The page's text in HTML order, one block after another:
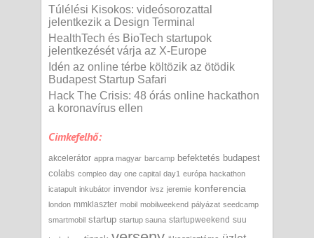
Túlélési Kisokos: videósorozattal
jelentkezik a Design Terminal
HealthTech és BioTech startupok
jelentkezését várja az X-Europe
Idén az online térbe költözik az ötödik
Budapest Startup Safari
Hack The Crisis: 48 órás online hackathon
a koronavírus ellen
Cimkefelhő:
akcelerátor appra magyar barcamp befektetés budapest
colabs compleo day one capital day1 európa hackathon
icatapult inkubátor invendor ivsz jeremie konferencia
london mmklaszter mobil mobilweekend pályázat seedcamp
smartmobil startup startup sauna startupweekend suu